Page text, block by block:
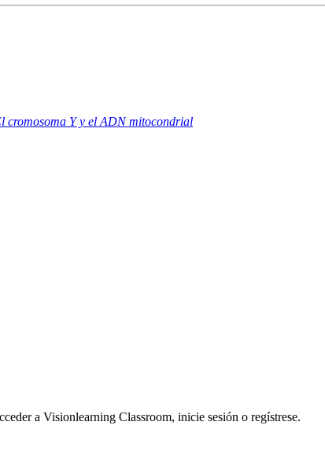
cromosoma Y y el ADN mitocondrial
a Visionlearning Classroom, inicie sesión o regístrese.